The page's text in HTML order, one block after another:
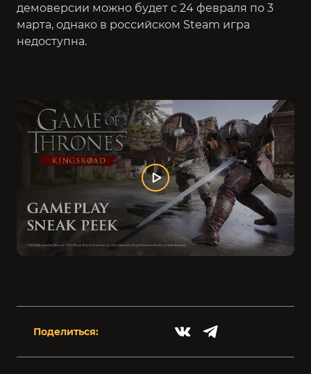
демоверсии можно будет с 24 февраля по 3
марта, однако в российском Steam игра
недоступна.
Поделиться: